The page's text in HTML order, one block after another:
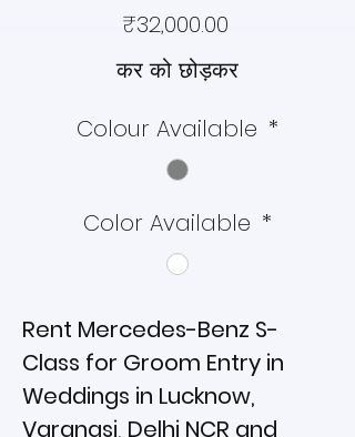
₹32,000.00मूल्य
कर को छोड़कर
Colour Available *
Color Available *
Rent Mercedes-Benz S-
Class for Groom Entry in
Weddings in Lucknow,
Varanasi, Delhi NCR and